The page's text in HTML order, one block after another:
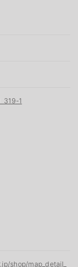
319-1
shop/map_detail_